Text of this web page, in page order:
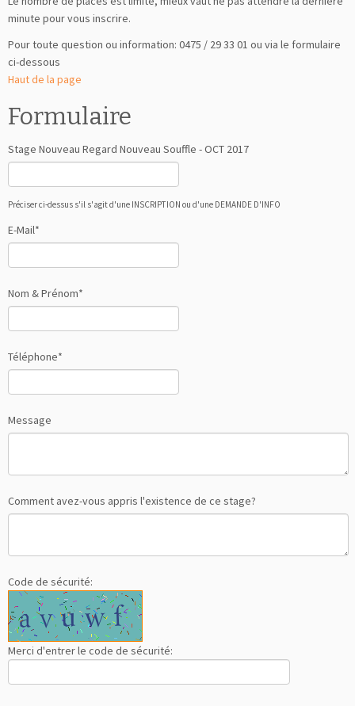
minute pour vous inscrire.
Pour toute question ou information: 0475 / 29 33 01 ou via le formulaire
ci-dessous
Haut de la page
Formulaire
Stage Nouveau Regard Nouveau Souffle - OCT 2017
Préciser ci-dessus s'il s'agit d'une INSCRIPTION ou d'une DEMANDE D'INFO
E-Mail*
Nom & Prénom*
Téléphone*
Message
Comment avez-vous appris l'existence de ce stage?
Code de sécurité:
Merci d'entrer le code de sécurité: